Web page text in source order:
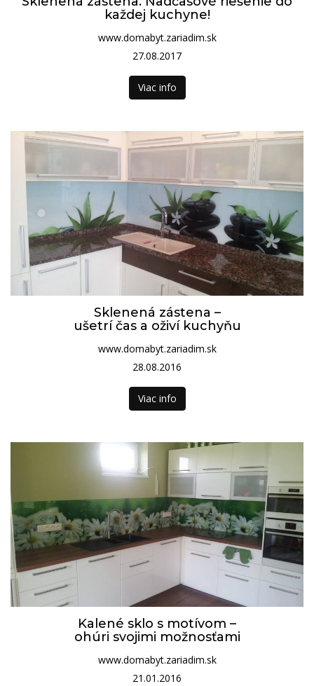
každej kuchyne!
www.domabyt.zariadim.sk
27.08.2017
Viac info
Sklenená zástena –
ušetrí čas a oživí kuchyňu
www.domabyt.zariadim.sk
28.08.2016
Viac info
Kalené sklo s motívom –
ohúri svojimi možnosťami
www.domabyt.zariadim.sk
21.01.2016